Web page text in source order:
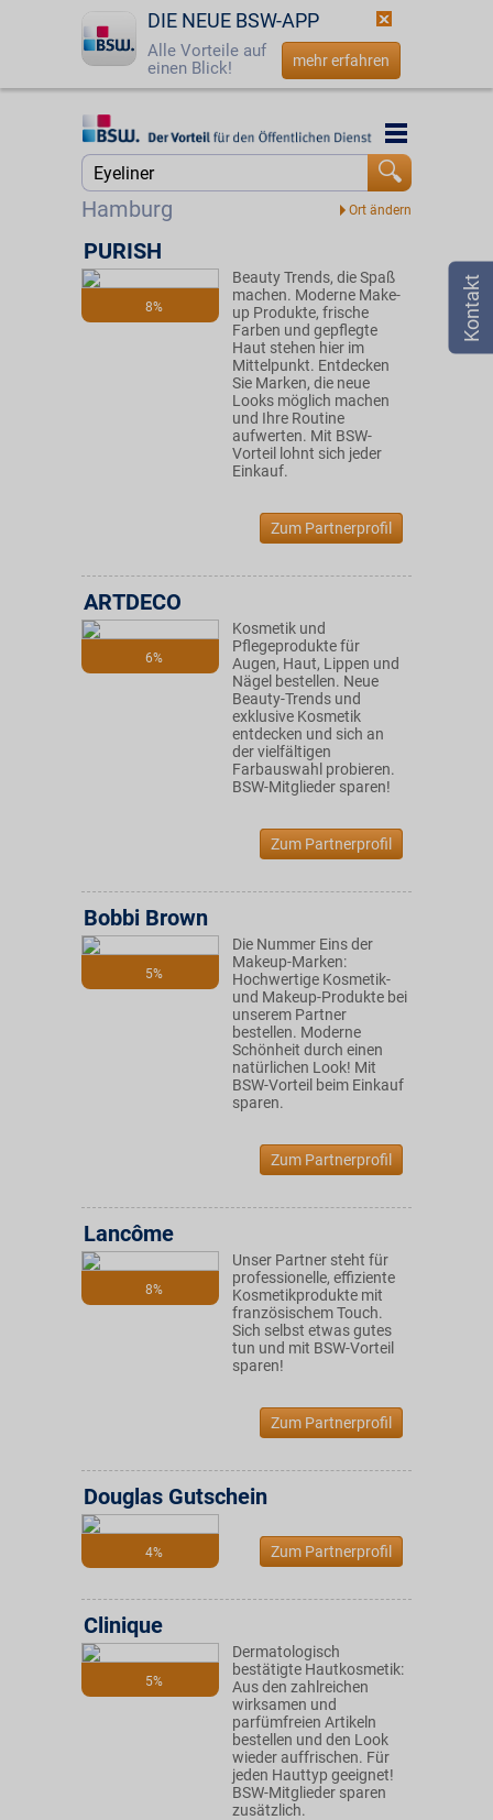
DIE NEUE BSW-APP
Alle Vorteile auf
einen Blick!
mehr erfahren
Startseite
Jetzt BSW-Mitglied werden
☎ 0800 - 279 25 82
Hamburg
Startseite
8%
PURISH
Beauty Trends, die Spaß
machen. Moderne Make-
up Produkte, frische
Farben und gepflegte
Haut stehen hier im
Mittelpunkt. Entdecken
Sie Marken, die neue
Looks möglich machen
und Ihre Routine
aufwerten. Mit BSW-
Vorteil lohnt sich jeder
Einkauf.
Zum Partnerprofil
6%
ARTDECO
Kosmetik und
Pflegeprodukte für
Augen, Haut, Lippen und
Nägel bestellen. Neue
Beauty-Trends und
exklusive Kosmetik
entdecken und sich an
der vielfältigen
Farbauswahl probieren.
BSW-Mitglieder sparen!
Zum Partnerprofil
5%
Bobbi Brown
Die Nummer Eins der
Makeup-Marken:
Hochwertige Kosmetik-
und Makeup-Produkte bei
unserem Partner
bestellen. Moderne
Schönheit durch einen
natürlichen Look! Mit
BSW-Vorteil beim Einkauf
sparen.
Zum Partnerprofil
8%
Lancôme
Unser Partner steht für
professionelle, effiziente
Kosmetikprodukte mit
französischem Touch.
Sich selbst etwas gutes
tun und mit BSW-Vorteil
sparen!
Zum Partnerprofil
4%
Douglas Gutschein
Zum Partnerprofil
5%
Clinique
Dermatologisch
bestätigte Hautkosmetik:
Aus den zahlreichen
wirksamen und
parfümfreien Artikeln
bestellen und den Look
wieder auffrischen. Für
jeden Hauttyp geeignet!
BSW-Mitglieder sparen
zusätzlich.